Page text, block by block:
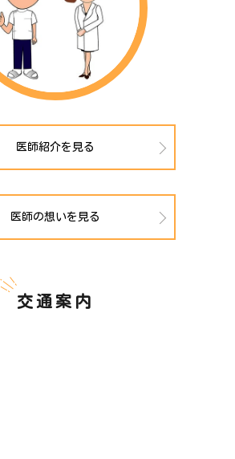
医師紹介を見る
医師の想いを見る
交通案内